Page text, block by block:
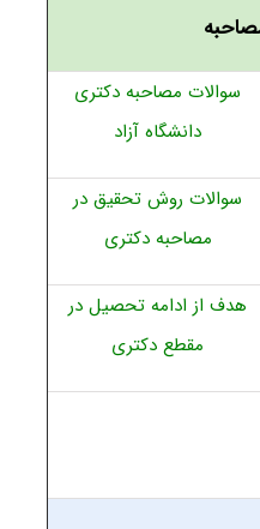
سوالات مصاحبه دکتری
دانشگاه آزاد
سوالات روش تحقیق در
مصاحبه دکتری
هدف از ادامه تحصیل در
مقطع دکتری